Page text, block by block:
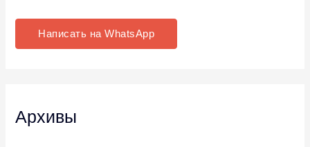
Написать на WhatsApp
Архивы